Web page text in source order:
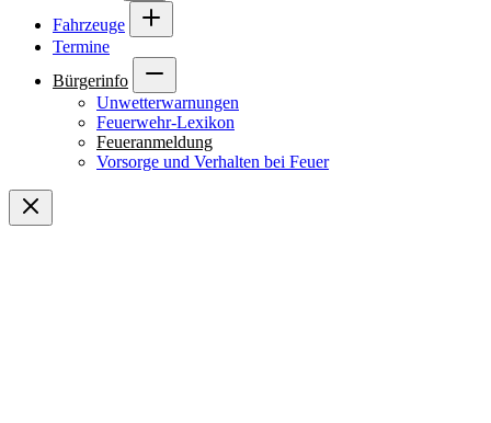
Fahrzeuge
Termine
Bürgerinfo
Unwetterwarnungen
Feuerwehr-Lexikon
Feueranmeldung
Vorsorge und Verhalten bei Feuer